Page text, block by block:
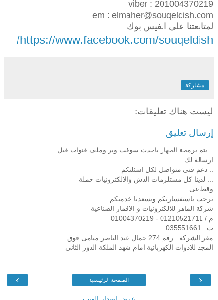
viber : 201004370219
em : elmaher@souqeldish.com
لمتابعتنا على الفيس بوك
https://www.facebook.com/souqeldish/
مشاركة
ليست هناك تعليقات:
إرسال تعليق
.. يتم برمجة الجهاز باحدث سوفت وير وملف قنوات قبل
ارسالة لك
.. دعم فنى متواصل لكل اسئلتكم
... لدينا كل مستلزمات الدش والالكترونيات جملة
وقطاعى
نرحب باستفسارتكم ويسعدنا خدمتكم
شركة الماهر للالكترونيات و الاقمار الصناعية
م / 01210521711 - 01004370219
ت : 035551661
مقر الشركة : رقم 274 جمال عبد الناصر ميامى فوق
المجد للادوات الكهربائية امام شهد الملكة الدور الثانى
‹
› الصفحة الرئيسية